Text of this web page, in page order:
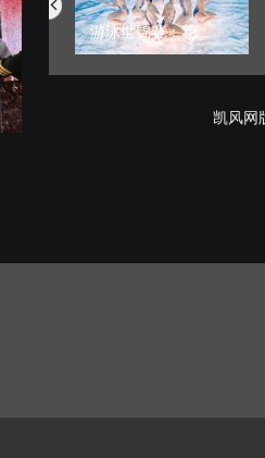
游泳世锦赛：花...
凯风网